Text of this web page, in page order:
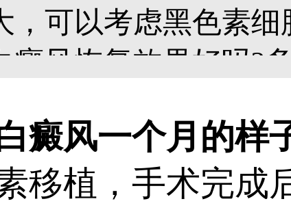
，可以考虑黑色素
癜风恢复效果好吗?
的图片，来详细了解
风一个月的样
植，手术完成